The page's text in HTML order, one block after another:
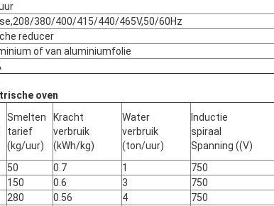
380/400/415/440/465V,50/60Hz
reducer
of van aluminiumfolie
oven
Smelten
tarief
(kg/uur)
Kracht
verbruik
(kWh/kg)
Water
verbruik
(ton/uur)
Inductie
spiraal
Spanning ((V)
50 0.7 1
750
150 0.6 3
750
280 0.56 4 750